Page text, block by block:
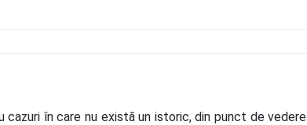
în care nu există un istoric, din punct de